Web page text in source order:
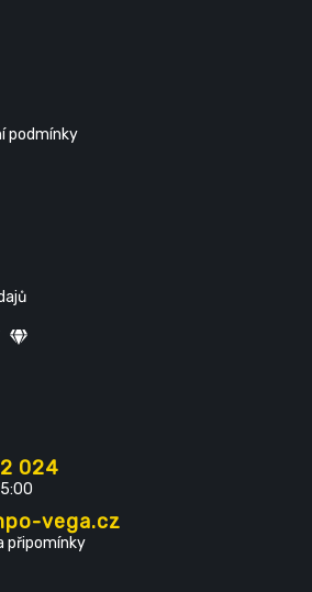
podmínky
024
vega.cz
připomínky